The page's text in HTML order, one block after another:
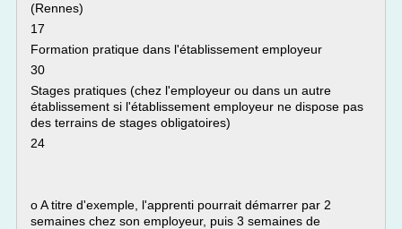
(Rennes)
17
Formation pratique dans l'établissement employeur
30
Stages pratiques (chez l'employeur ou dans un autre
établissement si l'établissement employeur ne dispose pas
des terrains de stages obligatoires)
24
o A titre d'exemple, l'apprenti pourrait démarrer par 2
semaines chez son employeur, puis 3 semaines de